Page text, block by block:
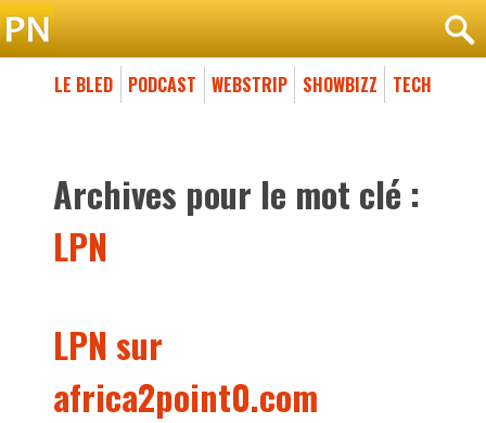
LE BLED PODCAST WEBSTRIP SHOWBIZZ TECH
Archives pour le mot clé :
LPN
LPN sur
africa2point0.com